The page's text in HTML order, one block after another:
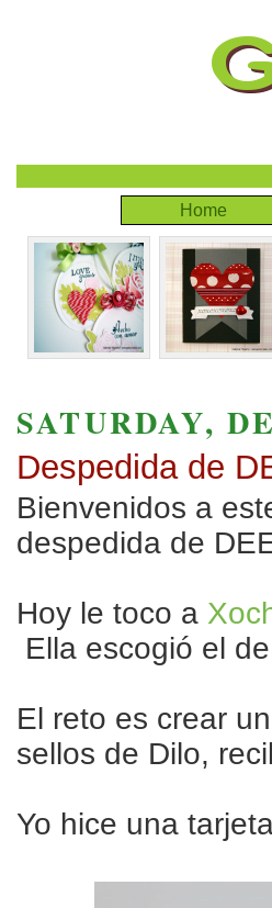
Home
SATURDAY,
Despedida de
Bienvenidos a
despedida de
Hoy le toco a
Ella escogió el
El reto es crear
sellos de Dilo,
Yo hice una